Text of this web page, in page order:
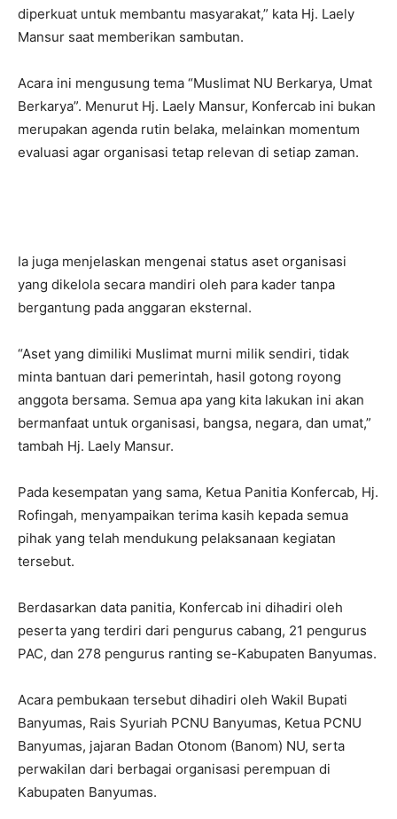
diperkuat untuk membantu masyarakat,” kata Hj. Laely
Mansur saat memberikan sambutan.
Acara ini mengusung tema “Muslimat NU Berkarya, Umat
Berkarya”. Menurut Hj. Laely Mansur, Konfercab ini bukan
merupakan agenda rutin belaka, melainkan momentum
evaluasi agar organisasi tetap relevan di setiap zaman.
Ia juga menjelaskan mengenai status aset organisasi
yang dikelola secara mandiri oleh para kader tanpa
bergantung pada anggaran eksternal.
“Aset yang dimiliki Muslimat murni milik sendiri, tidak
minta bantuan dari pemerintah, hasil gotong royong
anggota bersama. Semua apa yang kita lakukan ini akan
bermanfaat untuk organisasi, bangsa, negara, dan umat,”
tambah Hj. Laely Mansur.
Pada kesempatan yang sama, Ketua Panitia Konfercab, Hj.
Rofingah, menyampaikan terima kasih kepada semua
pihak yang telah mendukung pelaksanaan kegiatan
tersebut.
Berdasarkan data panitia, Konfercab ini dihadiri oleh
peserta yang terdiri dari pengurus cabang, 21 pengurus
PAC, dan 278 pengurus ranting se-Kabupaten Banyumas.
Acara pembukaan tersebut dihadiri oleh Wakil Bupati
Banyumas, Rais Syuriah PCNU Banyumas, Ketua PCNU
Banyumas, jajaran Badan Otonom (Banom) NU, serta
perwakilan dari berbagai organisasi perempuan di
Kabupaten Banyumas.